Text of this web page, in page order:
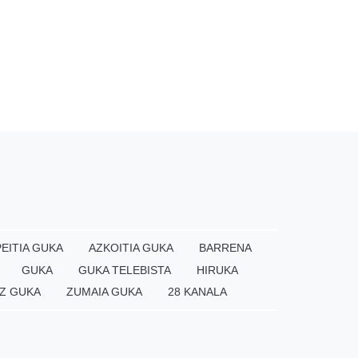
GUKA AZKOITIA GUKA
BARRENA
GUKA
GUKA TELEBISTA
HIRUKA
GUKA
ZUMAIA GUKA 28 KANALA